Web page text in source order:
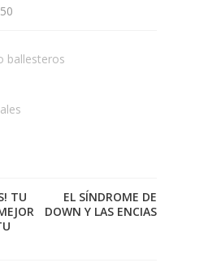
ballesteros
TU
EL SÍNDROME DE
DOWN Y LAS ENCIAS